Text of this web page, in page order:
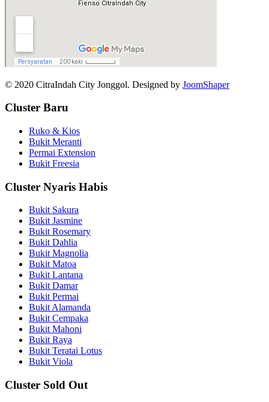
© 2020 CitraIndah City Jonggol. Designed by JoomShaper
Cluster Baru
Ruko & Kios
Bukit Meranti
Permai Extension
Bukit Freesia
Cluster Nyaris Habis
Bukit Sakura
Bukit Jasmine
Bukit Rosemary
Bukit Dahlia
Bukit Magnolia
Bukit Matoa
Bukit Lantana
Bukit Damar
Bukit Permai
Bukit Alamanda
Bukit Cempaka
Bukit Mahoni
Bukit Raya
Bukit Teratai Lotus
Bukit Viola
Cluster Sold Out